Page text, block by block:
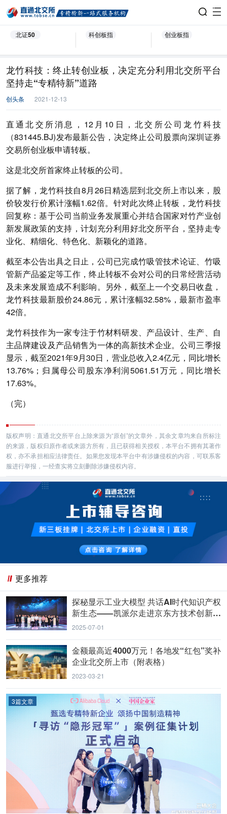
北证50 科创板指 创业板指
龙竹科技：终止转创业板，决定充分利用北交所平台
坚持走“专精特新”道路
创头条 2021-12-13
直通北交所消息，12月10日，北交所公司龙竹科技
（831445.BJ)发布最新公告，决定终止公司股票向深圳证券
交易所创业板申请转板。
这是北交所首家终止转板的公司。
据了解，龙竹科技自8月26日精选层到北交所上市以来，股
价较发行价累计涨幅1.62倍。针对此次终止转板，龙竹科技
回复称：基于公司当前业务发展重心并结合国家对竹产业创
新发展政策的支持，计划充分利用好北交所平台，坚持走专
业化、精细化、特色化、新颖化的道路。
截至本公告出具之日止，公司已完成竹吸管技术论证、竹吸
管新产品鉴定等工作，终止转板不会对公司的日常经营活动
及未来发展造成不利影响。另外，截至上一个交易日收盘，
龙竹科技最新股价24.86元，累计涨幅32.58%，最新市盈率
42倍。
龙竹科技作为一家专注于竹材料研发、产品设计、生产、自
主品牌建设及产品销售为一体的高新技术企业。公司三季报
显示，截至2021年9月30日，营业总收入2.4亿元，同比增长
13.76%；归属母公司股东净利润5061.51万元，同比增长
17.63%。
（完）
版权声明：直通北交所平台上除来源为“原创”的文章外，其余文章均来自所标注
的来源，版权归原作者或来源方所有，且已获得相关授权，本平台不拥有其著作
权，亦不承担相应法律责任。如果您发现本平台中有涉嫌侵权的内容，可联系客
服进行举报，一经查实将立刻删除涉嫌侵权内容。
更多推荐
探秘显示工业大模型 共话AI时代知识产权
新生态——凯派尔走进京东方技术创新中
心
2025-07-01
金额最高近4000万元！各地发“红包”奖补
企业北交所上市（附表格）
2023-03-21
3篇文章